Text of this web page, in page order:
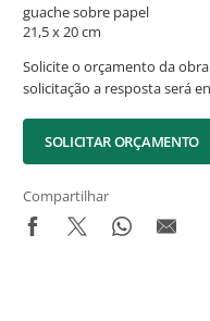
guache sobre papel
21,5 x 20 cm
Solicite o orçamento da
solicitação a resposta será
SOLICITAR ORÇAMENTO
Compartilhar